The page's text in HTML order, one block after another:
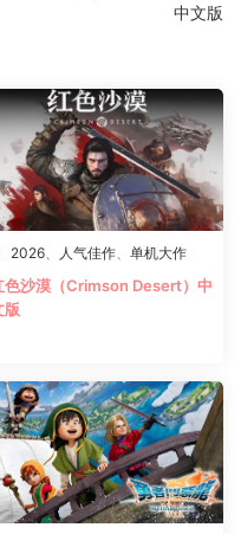
中文版
2026 人气佳作 单机大作
色沙漠（Crimson Desert）中
版